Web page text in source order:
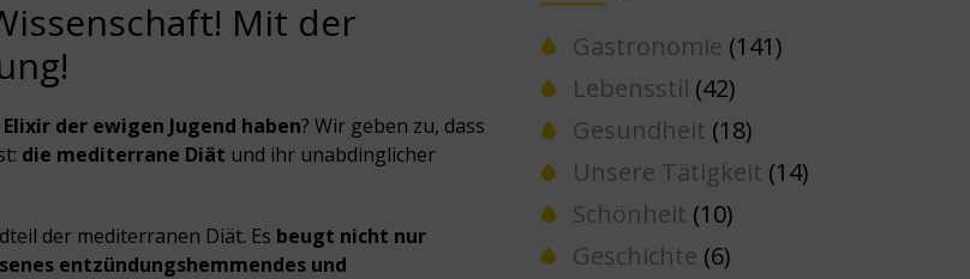
Mit der
Elixir der ewigen Jugend haben? Wir geben zu, dass
die mediterrane Diät und ihr unabdinglicher
der mediterranen Diät. Es beugt nicht nur
entzündungshemmendes und
Gastronomie (141)
Lebensstil (42)
Gesundheit (18)
Unsere Tätigkeit (14)
Schönheit (10)
Geschichte (6)